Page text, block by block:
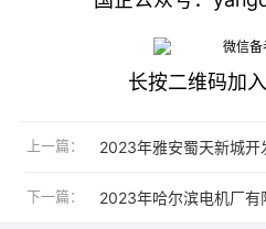
长按二维码加
上一篇：
下一篇：